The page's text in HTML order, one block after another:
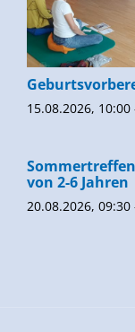
15.08.2026,
von 2-6 Jahren
20.08.2026,